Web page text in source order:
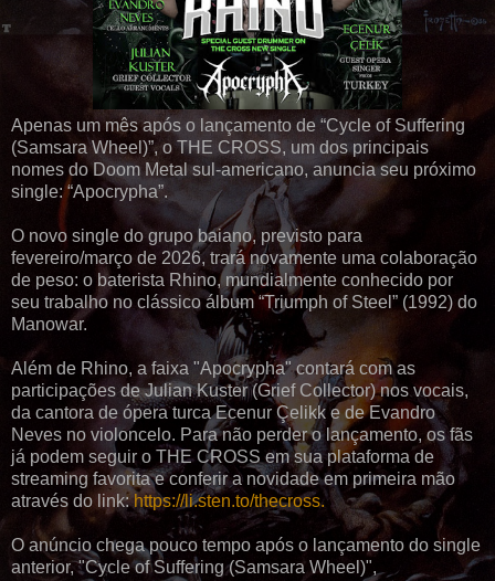
Apenas um mês após o lançamento de “Cycle of Suffering
(Samsara Wheel)”, o THE CROSS, um dos principais
nomes do Doom Metal sul-americano, anuncia seu próximo
single: “Apocrypha”.
O novo single do grupo baiano, previsto para
fevereiro/março de 2026, trará novamente uma colaboração
de peso: o baterista Rhino, mundialmente conhecido por
seu trabalho no clássico álbum “Triumph of Steel” (1992) do
Manowar.
Além de Rhino, a faixa "Apocrypha" contará com as
participações de Julian Kuster (Grief Collector) nos vocais,
da cantora de ópera turca Ecenur Çelikk e de Evandro
Neves no violoncelo. Para não perder o lançamento, os fãs
já podem seguir o THE CROSS em sua plataforma de
streaming favorita e conferir a novidade em primeira mão
através do link:https://li.sten.to/thecross.
O anúncio chega pouco tempo após o lançamento do single
anterior, "Cycle of Suffering (Samsara Wheel)",